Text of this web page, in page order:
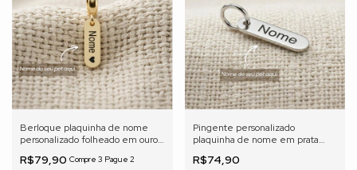
Berloque plaquinha de nome
personalizado folheado em ouro
R$79,90 Compre 3 Pague 2
Pingente personalizado
plaquinha de nome em prata
R$74,90